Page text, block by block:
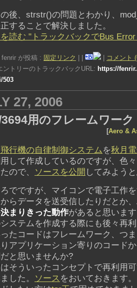
後、strstr()の問題とわかり、
することで解決しました。
読む "トラックバックでBus
fenrir が投稿 : 固定リンク
コメント
ントリーのトラックバックURL: https://
503
27, 2006
用のフレームワーク
[Aero &
行機の自律制御システムを秋月
して作成しているのですが、色
ので、 ソースを公開 してみよう
でですが、マイコンで電子工作
らデータを送受信したりだとか
決まりきった動作があると思いま
ステムを作成する際にも後々再
たコードはフレームワーク、つ
アプリケーション寄りのコード
と思いませんか?
そういったコンセプトで再利用
した。 ソース をおいておきます